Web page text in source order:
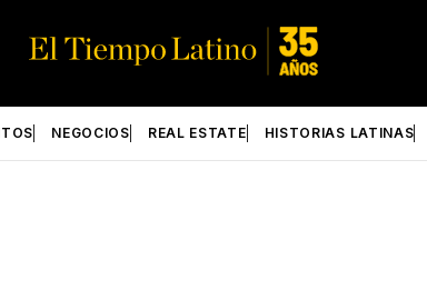
NEGOCIOS REAL ESTATE HISTORIAS LATINAS